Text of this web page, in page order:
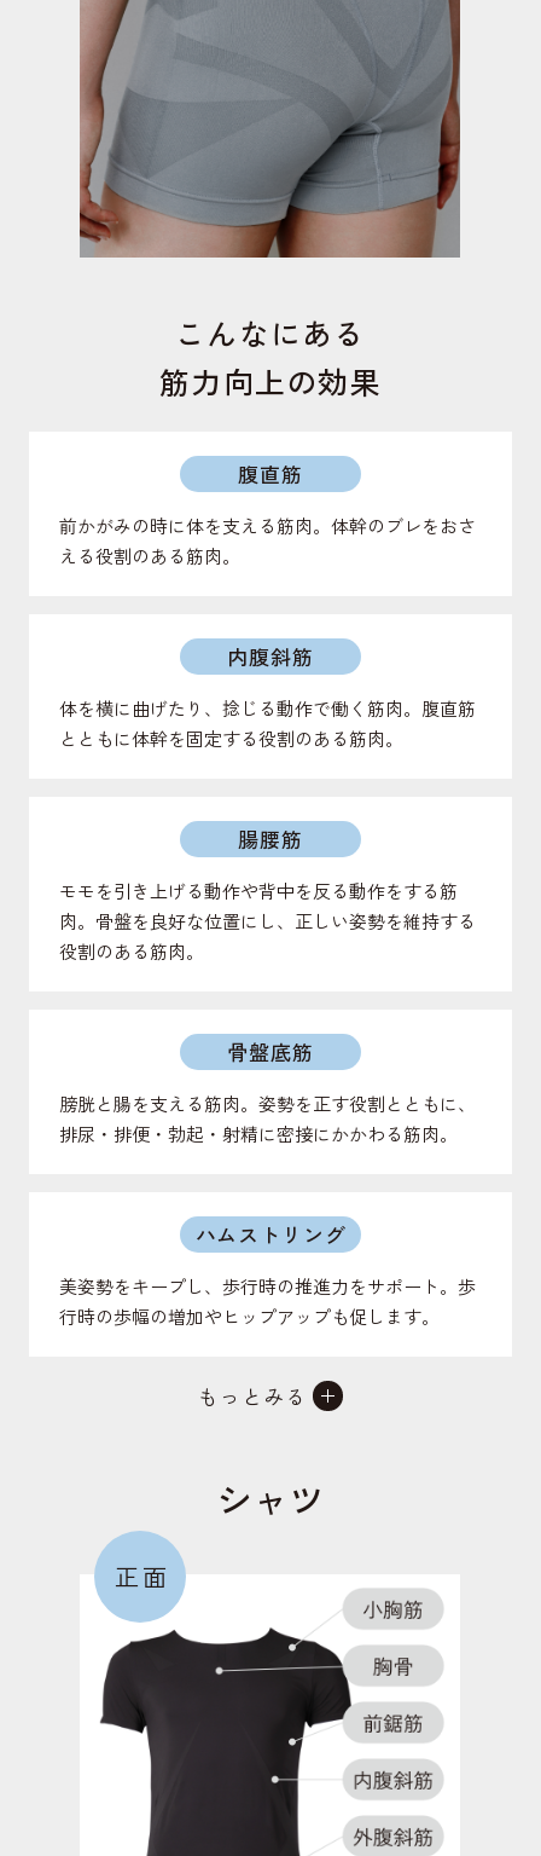
こんなにある
筋力向上の効果
腹直筋
前かがみの時に体を支える筋肉。体幹のブレをおさ
える役割のある筋肉。
内腹斜筋
体を横に曲げたり、捻じる動作で働く筋肉。腹直筋
とともに体幹を固定する役割のある筋肉。
腸腰筋
モモを引き上げる動作や背中を反る動作をする筋
肉。骨盤を良好な位置にし、正しい姿勢を維持する
役割のある筋肉。
骨盤底筋
膀胱と腸を支える筋肉。姿勢を正す役割とともに、
排尿・排便・勃起・射精に密接にかかわる筋肉。
ハムストリング
美姿勢をキープし、歩行時の推進力をサポート。歩
行時の歩幅の増加やヒップアップも促します。
地面からの衝撃を受け止める役割のある関節。
お尻を形成する筋肉で、モモを後方に振る際に働
く。歩いたり走る際に、もっとも働く筋肉。
短内転筋
足の内側にあり、モモを閉じる動作で働く筋肉。こ
もっとみる
シャツ
正面